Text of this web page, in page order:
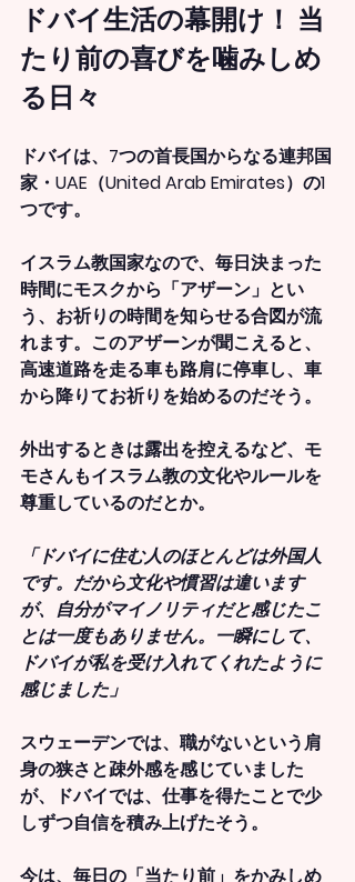
ドバイ生活の幕開け！ 当
たり前の喜びを噛みしめ
る日々
ドバイは、7つの首長国からなる連邦国
家・UAE（United Arab Emirates）の1
つです。
イスラム教国家なので、毎日決まった
時間にモスクから「アザーン」とい
う、お祈りの時間を知らせる合図が流
れます。このアザーンが聞こえると、
高速道路を走る車も路肩に停車し、車
から降りてお祈りを始めるのだそう。
外出するときは露出を控えるなど、モ
モさんもイスラム教の文化やルールを
尊重しているのだとか。
「ドバイに住む人のほとんどは外国人
です。だから文化や慣習は違います
が、自分がマイノリティだと感じたこ
とは一度もありません。一瞬にして、
ドバイが私を受け入れてくれたように
感じました」
スウェーデンでは、職がないという肩
身の狭さと疎外感を感じていました
が、ドバイでは、仕事を得たことで少
しずつ自信を積み上げたそう。
今は、毎日の「当たり前」をかみしめ